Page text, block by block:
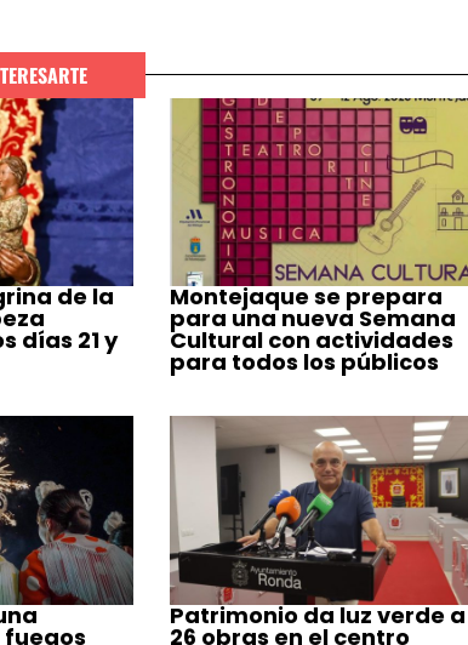
de la
días 21 y
Montejaque se prepara
para una nueva Semana
Cultural con actividades
para todos los públicos
Patrimonio da luz verde a
26 obras en el centro